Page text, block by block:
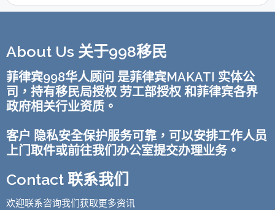
About Us 关于998移民
菲律宾998华人顾问 是菲律宾MAKATI 实体公
司，持有移民局授权 劳工部授权 和菲律宾各界
政府相关行业资质。
客户 隐私安全保护服务可靠，可以安排工作人员
上门取件或前往我们办公室提交办理业务。
Contact 联系我们
欢迎联系咨询我们获取更多资讯